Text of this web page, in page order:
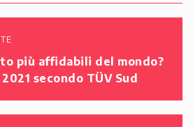
più affidabili del mondo?
secondo TÜV Sud